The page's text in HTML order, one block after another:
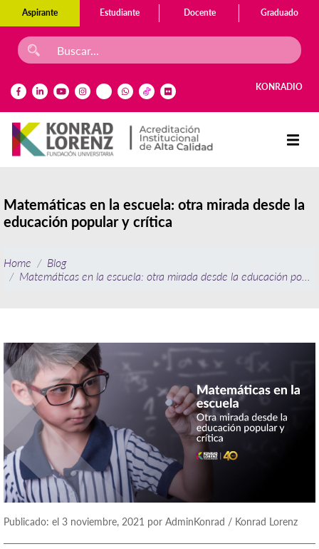
Aspirante Estudiante Docente Graduado
KONRADIO
Matemáticas en la escuela: otra mirada desde la
educación popular y crítica
Home
Blog
Matemáticas en la escuela: otra mirada desde la educación
Publicado: el 3 noviembre, 2021 por AdminKonrad / Konrad Lorenz